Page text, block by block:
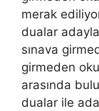
merak
dualar
sınava
girmeden
arasında
dualar ile